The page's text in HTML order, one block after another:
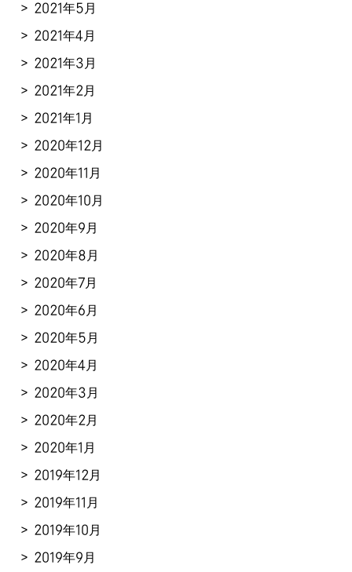
2021年5月
2021年4月
2021年3月
2021年2月
2021年1月
2020年12月
2020年11月
2020年10月
2020年9月
2020年8月
2020年7月
2020年6月
2020年5月
2020年4月
2020年3月
2020年2月
2020年1月
2019年12月
2019年11月
2019年10月
2019年9月